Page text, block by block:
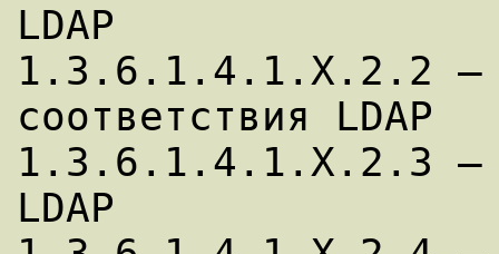
LDAP
1.3.6.1.4.1.X.2.2 —
соответствия LDAP
1.3.6.1.4.1.X.2.3 —
LDAP